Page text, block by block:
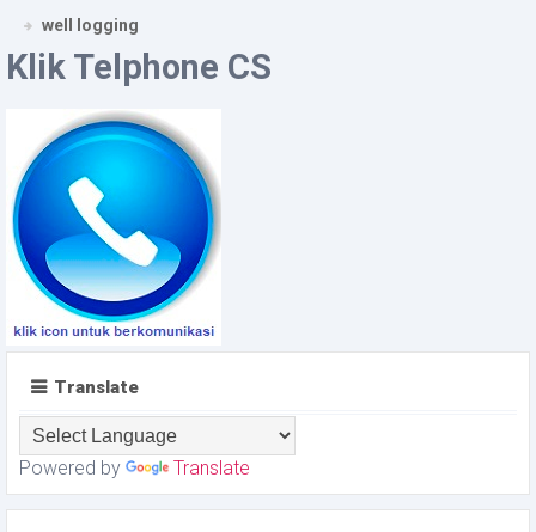
well logging
Klik Telphone CS
Translate
Powered by Translate